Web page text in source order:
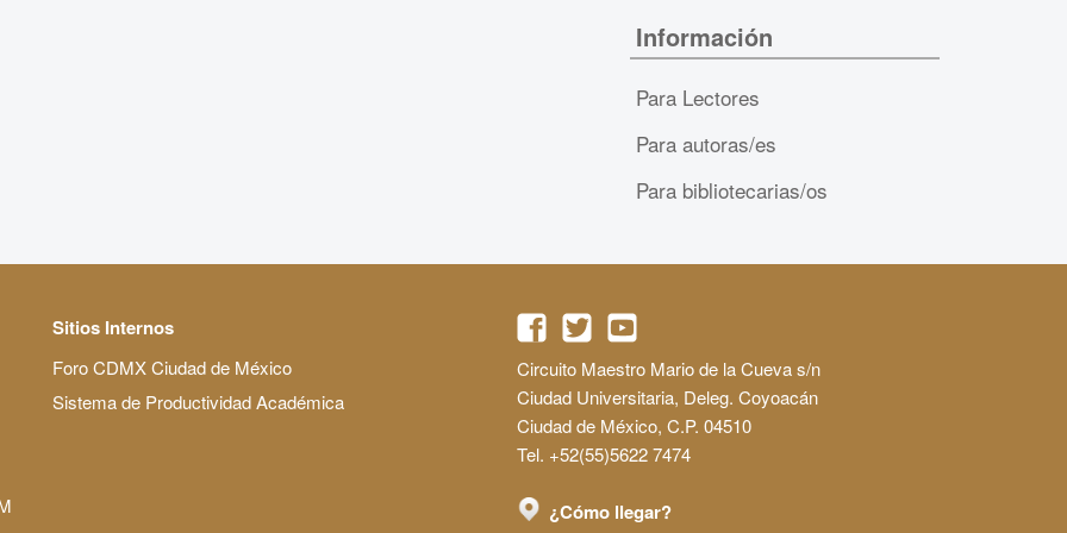
Información
Para Lectores
Para autoras/es
Para bibliotecarias/os
Sitios Internos
Foro CDMX Ciudad de México
Sistema de Productividad Académica
Circuito Maestro Mario de la Cueva s/n
Ciudad Universitaria, Deleg. Coyoacán
Ciudad de México, C.P. 04510
Tel. +52(55)5622 7474
¿Cómo llegar?